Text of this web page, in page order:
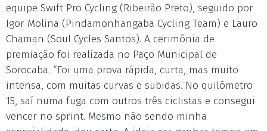
equipe Swift Pro Cycling (Ribeirão Preto), seguido por
Igor Molina (Pindamonhangaba Cycling Team) e Lauro
Chaman (Soul Cycles Santos). A cerimônia de
premiação foi realizada no Paço Municipal de
Sorocaba. “Foi uma prova rápida, curta, mas muito
intensa, com muitas curvas e subidas. No quilômetro
15, saí numa fuga com outros três ciclistas e consegui
vencer no sprint. Mesmo não sendo minha